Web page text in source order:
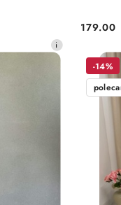
Cena:
179.00
-14%